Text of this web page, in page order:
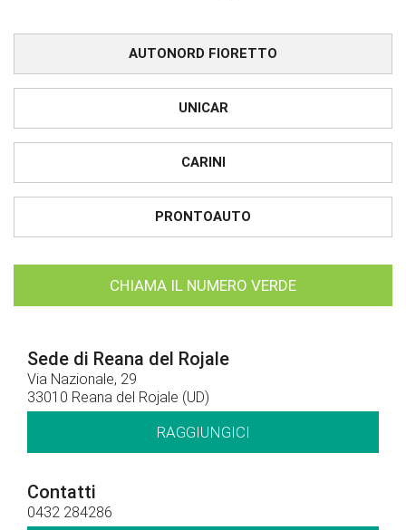
AUTONORD FIORETTO
UNICAR
CARINI
PRONTOAUTO
CHIAMA IL NUMERO VERDE
Sede di Reana del Rojale
Via Nazionale, 29
33010 Reana del Rojale (UD)
RAGGIUNGICI
Contatti
0432 284286